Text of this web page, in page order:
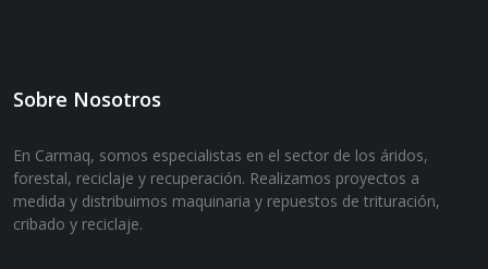
Sobre Nosotros
En Carmaq, somos especialistas en el sector de los áridos,
forestal, reciclaje y recuperación. Realizamos proyectos a
medida y distribuimos maquinaria y repuestos de trituración,
cribado y reciclaje.